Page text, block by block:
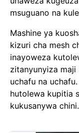
msuguano na
Mashine ya
kizuri cha mesh
inayoweza
zitanyunyiza
uchafu na
hutolewa kupitia
kukusanywa chini.